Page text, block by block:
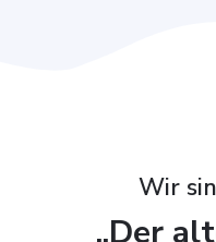
Wir
„Der